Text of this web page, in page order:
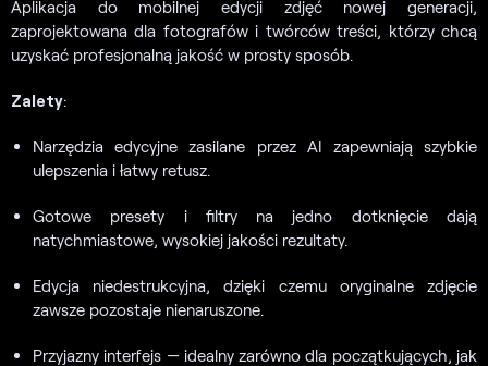
Aplikacja do mobilnej edycji zdjęć nowej generacji,
zaprojektowana dla fotografów i twórców treści, którzy chcą
uzyskać profesjonalną jakość w prosty sposób.
Zalety:
Narzędzia edycyjne zasilane przez AI zapewniają szybkie
ulepszenia i łatwy retusz.
Gotowe presety i filtry na jedno dotknięcie dają
natychmiastowe, wysokiej jakości rezultaty.
Edycja niedestrukcyjna, dzięki czemu oryginalne zdjęcie
zawsze pozostaje nienaruszone.
Przyjazny interfejs — idealny zarówno dla początkujących, jak